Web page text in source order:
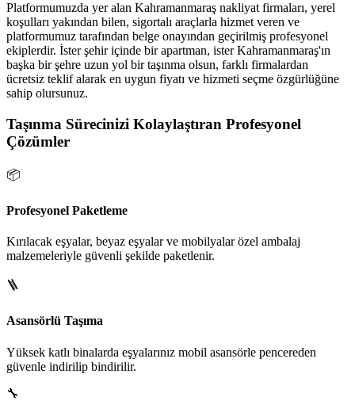
Platformumuzda yer alan Kahramanmaraş nakliyat firmaları, yerel
koşulları yakından bilen, sigortalı araçlarla hizmet veren ve
platformumuz tarafından belge onayından geçirilmiş profesyonel
ekiplerdir. İster şehir içinde bir apartman, ister Kahramanmaraş'ın
başka bir şehre uzun yol bir taşınma olsun, farklı firmalardan
ücretsiz teklif alarak en uygun fiyatı ve hizmeti seçme özgürlüğüne
sahip olursunuz.
Taşınma Sürecinizi Kolaylaştıran Profesyonel
Çözümler
📦
Profesyonel Paketleme
Kırılacak eşyalar, beyaz eşyalar ve mobilyalar özel ambalaj
malzemeleriyle güvenli şekilde paketlenir.
🪜
Asansörlü Taşıma
Yüksek katlı binalarda eşyalarınız mobil asansörle pencereden
güvenle indirilip bindirilir.
🔧